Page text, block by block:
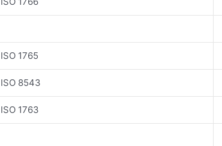
ISO 1765
ISO 8543
ISO 1763